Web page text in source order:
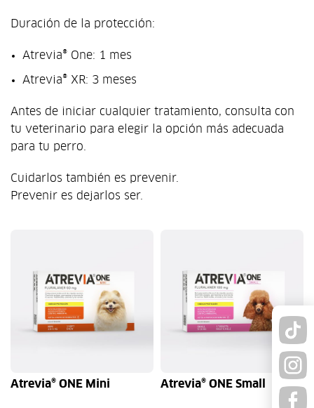
Duración de la protección:
Atrevia® One: 1 mes
Atrevia® XR: 3 meses
Antes de iniciar cualquier tratamiento, consulta con
tu veterinario para elegir la opción más adecuada
para tu perro.
Cuidarlos también es prevenir.
Prevenir es dejarlos ser.
1 soft chew 4 soft chew
Atrevia® ONE Mini 1 soft chew 4 soft chew
Atrevia® ONE Small